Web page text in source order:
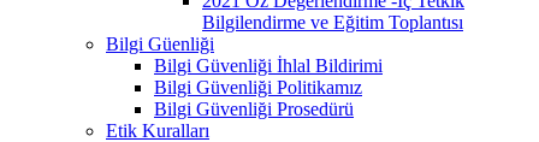
Bilgilendirme ve Eğitim Toplantısı
Bilgi Güenliği
Bilgi Güvenliği İhlal Bildirimi
Bilgi Güvenliği Politikamız
Bilgi Güvenliği Prosedürü
Etik Kuralları